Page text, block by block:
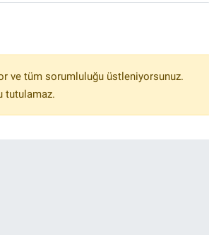
ve tüm sorumluluğu üstleniyorsunuz.
tutulamaz.